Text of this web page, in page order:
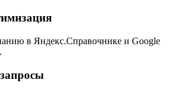
в Яндекс.Справочнике и Google